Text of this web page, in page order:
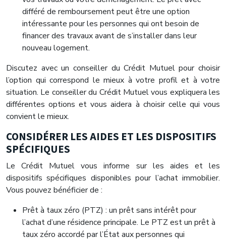
différé de remboursement peut être une option
intéressante pour les personnes qui ont besoin de
financer des travaux avant de s’installer dans leur
nouveau logement.
Discutez avec un conseiller du Crédit Mutuel pour choisir
l’option qui correspond le mieux à votre profil et à votre
situation. Le conseiller du Crédit Mutuel vous expliquera les
différentes options et vous aidera à choisir celle qui vous
convient le mieux.
CONSIDÉRER LES AIDES ET LES DISPOSITIFS
SPÉCIFIQUES
Le Crédit Mutuel vous informe sur les aides et les
dispositifs spécifiques disponibles pour l’achat immobilier.
Vous pouvez bénéficier de :
Prêt à taux zéro (PTZ) : un prêt sans intérêt pour
l’achat d’une résidence principale. Le PTZ est un prêt à
taux zéro accordé par l’État aux personnes qui